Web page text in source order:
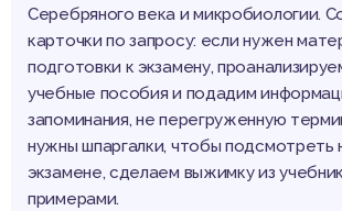
Серебряного века и микробиологии.
карточки по запросу: если нужен
подготовки к экзамену,
учебные пособия и подадим
запоминания, не перегруженную
нужны шпаргалки, чтобы подсмотреть
экзамене, сделаем выжимку из
примерами.